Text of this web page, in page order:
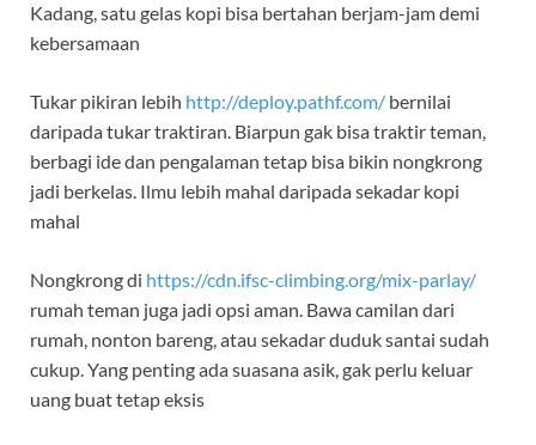
Kadang, satu gelas kopi bisa bertahan berjam-jam demi
kebersamaan
Tukar pikiran lebih http://deploy.pathf.com/ bernilai
daripada tukar traktiran. Biarpun gak bisa traktir teman,
berbagi ide dan pengalaman tetap bisa bikin nongkrong
jadi berkelas. Ilmu lebih mahal daripada sekadar kopi
mahal
Nongkrong di https://cdn.ifsc-climbing.org/mix-parlay/
rumah teman juga jadi opsi aman. Bawa camilan dari
rumah, nonton bareng, atau sekadar duduk santai sudah
cukup. Yang penting ada suasana asik, gak perlu keluar
uang buat tetap eksis